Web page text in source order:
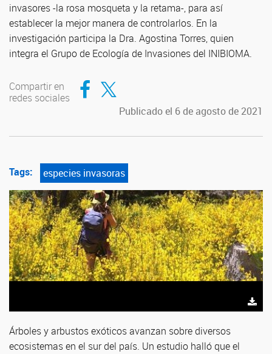
invasores -la rosa mosqueta y la retama-, para así
establecer la mejor manera de controlarlos. En la
investigación participa la Dra. Agostina Torres, quien
integra el Grupo de Ecología de Invasiones del INIBIOMA.
Compartir en
redes sociales
Compartir en Facebook
Compartir en Twitter
Publicado el 6 de agosto de 2021
Tags: especies invasoras
Árboles y arbustos exóticos avanzan sobre diversos
ecosistemas en el sur del país. Un estudio halló que el